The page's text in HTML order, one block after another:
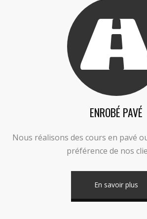
ENROBÉ PAVÉ
Nous réalisons des cours en pavé
préférence de nos
En savoir plus